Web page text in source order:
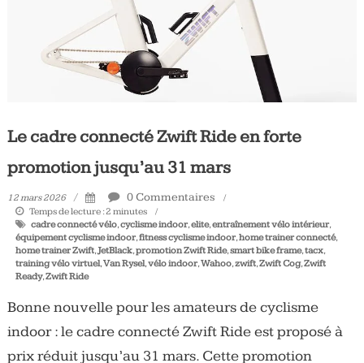
Le cadre connecté Zwift Ride en forte
promotion jusqu’au 31 mars
12 mars 2026 0 Commentaires
Temps de lecture :2 minutes
cadre connecté vélo,cyclisme indoor,elite,entraînement vélo intérieur,
équipement cyclisme indoor,fitness cyclisme indoor,home trainer connecté,
home trainer Zwift,JetBlack,promotion Zwift Ride,smart bike frame,tacx,
training vélo virtuel,Van Rysel,vélo indoor,Wahoo,zwift,Zwift Cog,Zwift
Ready,Zwift Ride
Bonne nouvelle pour les amateurs de cyclisme
indoor : le cadre connecté Zwift Ride est proposé à
prix réduit jusqu’au 31 mars. Cette promotion